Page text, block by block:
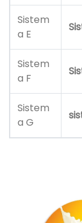
Sistem
a E
Sistem
a F
Sistem
a G